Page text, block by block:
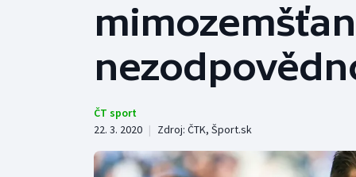
Tenis Basketbal
Biatlon
ČT sport
22. 3. 2020 | Zdroj: ČTK, Šport.sk